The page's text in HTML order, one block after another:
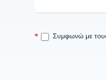
* Συμφωνώ με